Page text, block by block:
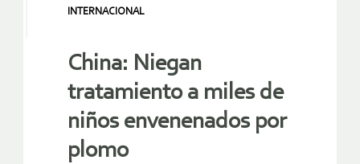
INTERNACIONAL
China: Niegan
tratamiento a miles de
niños envenenados por
plomo